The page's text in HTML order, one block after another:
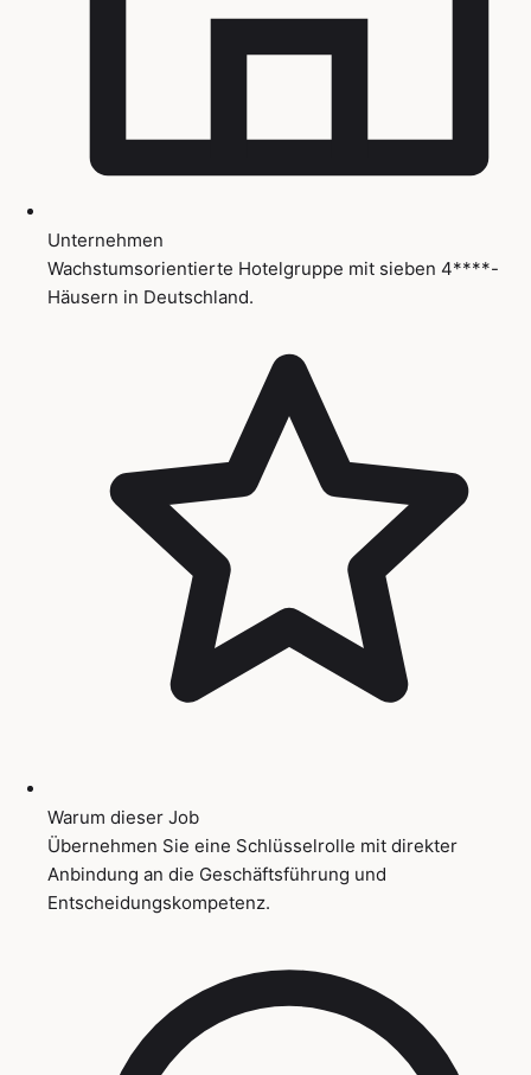
Unternehmen
Wachstumsorientierte Hotelgruppe mit sieben 4****-
Häusern in Deutschland.
Warum dieser Job
Übernehmen Sie eine Schlüsselrolle mit direkter
Anbindung an die Geschäftsführung und
Entscheidungskompetenz.